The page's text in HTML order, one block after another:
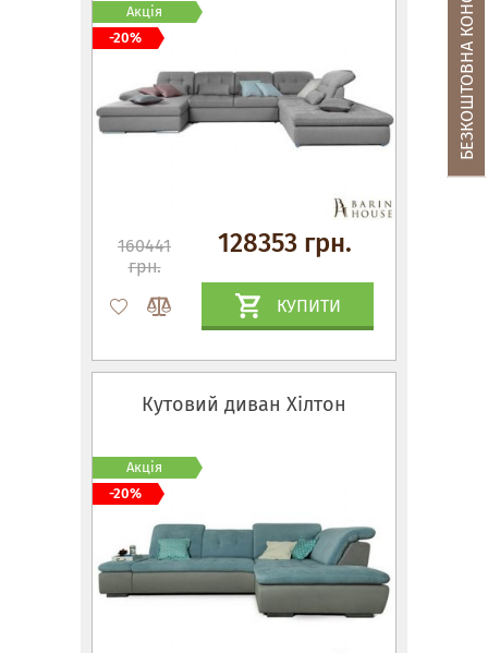
160441
грн.
128353 грн.
КУПИТИ
Акція
-20%
Кутовий диван Хілтон
Акція
-20%